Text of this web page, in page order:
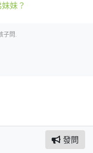
妹？
子問.
發問